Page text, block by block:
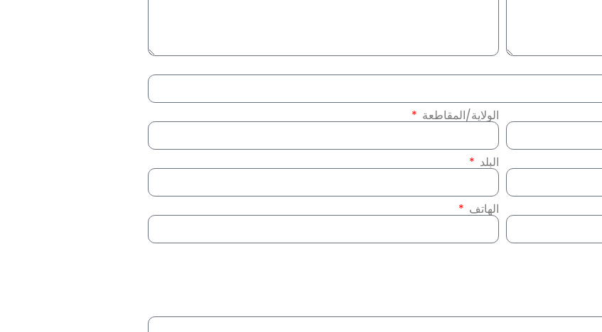
الولاية/المقاطعة
البلد
الهاتف